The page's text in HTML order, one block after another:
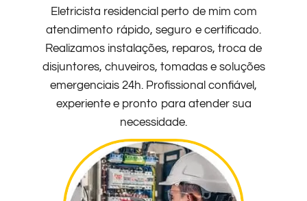
Eletricista residencial perto de mim com
atendimento rápido, seguro e certificado.
Realizamos instalações, reparos, troca de
disjuntores, chuveiros, tomadas e soluções
emergenciais 24h. Profissional confiável,
experiente e pronto para atender sua
necessidade.